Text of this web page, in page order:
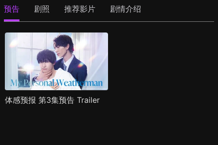
预告 剧照 推荐影片 剧情介绍
体感预报 第3集预告 Trailer